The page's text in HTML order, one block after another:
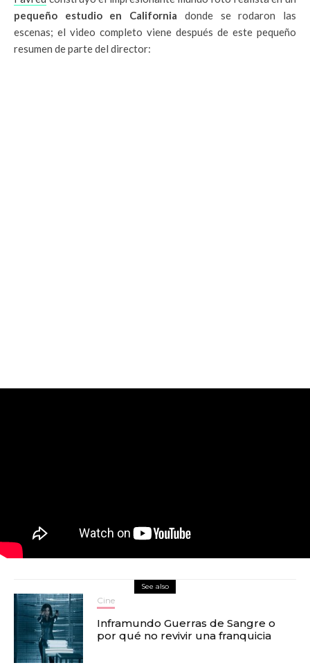
pequeño estudio en California donde se rodaron las
escenas; el video completo viene después de este pequeño
resumen de parte del director:
See also
Cine
Inframundo Guerras de Sangre o
por qué no revivir una franquicia